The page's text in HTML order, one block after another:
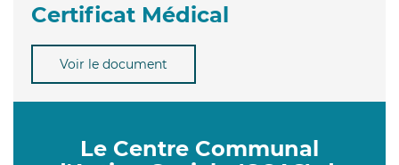
Certificat Médical
Voir le document
Le Centre Communal